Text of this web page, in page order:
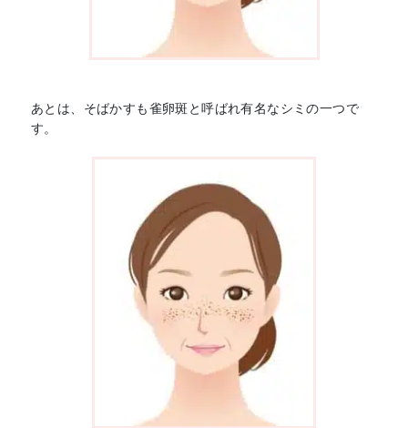
あとは、そばかすも雀卵斑と呼ばれ有名なシミの一つで
す。